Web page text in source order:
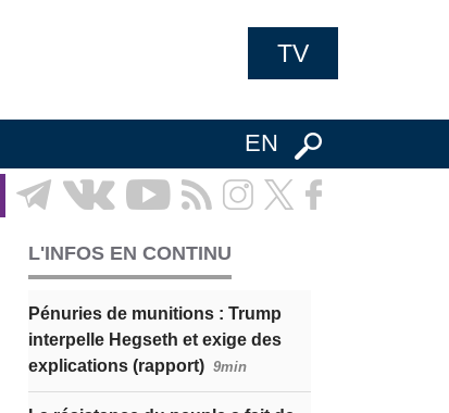
TV
EN
L'INFOS EN CONTINU
Pénuries de munitions : Trump
interpelle Hegseth et exige des
explications (rapport) 9min